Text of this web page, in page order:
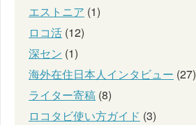
エストニア (1)
ロコ活 (12)
深セン (1)
海外在住日本人インタビュー (27)
ライター寄稿 (8)
ロコタビ使い方ガイド (3)